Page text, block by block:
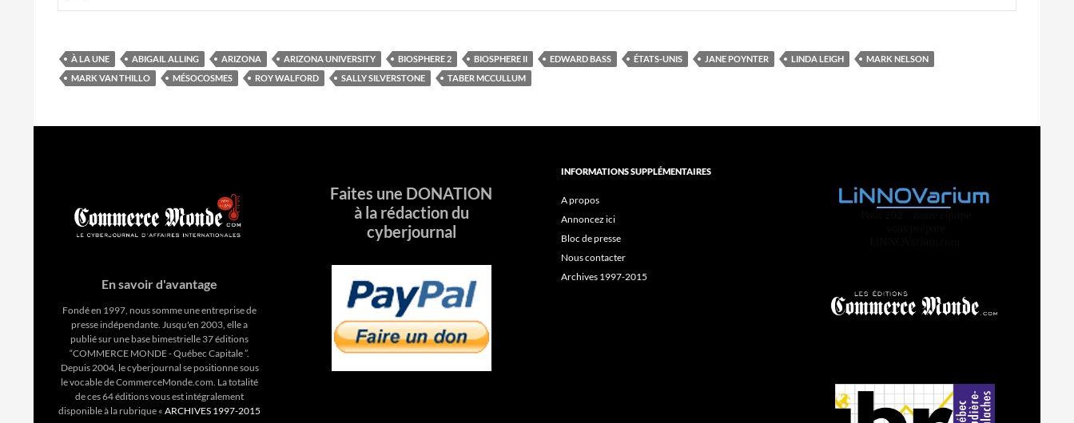
À LA UNE ABIGAIL ALLING ARIZONA ARIZONA UNIVERSITY BIOSPHERE 2 BIOSPHERE II EDWARD BASS ÉTATS-UNIS JANE POYNTER LINDA LEIGH
MARK NELSON
MARK VAN THILLO
MÉSOCOSMES ROY WALFORD SALLY SILVERSTONE TABER MCCULLUM
En savoir d'avantage
Fondé en 1997, nous somme une entreprise de
presse indépendante. Jusqu'en 2003, elle a
publié sur une base bimestrielle 37 éditions
“COMMERCE MONDE - Québec Capitale ”.
Depuis 2004, le cyberjournal se positionne sous
le vocable de CommerceMonde.com. La totalité
de ces 64 éditions vous est intégralement
disponible à la rubrique « ARCHIVES 1997-2015
Faites une DONATION
à la rédaction du
cyberjournal
INFORMATIONS SUPPLÉMENTAIRES
A propos
Annoncez ici
Bloc de presse
Nous contacter
Archives 1997-2015